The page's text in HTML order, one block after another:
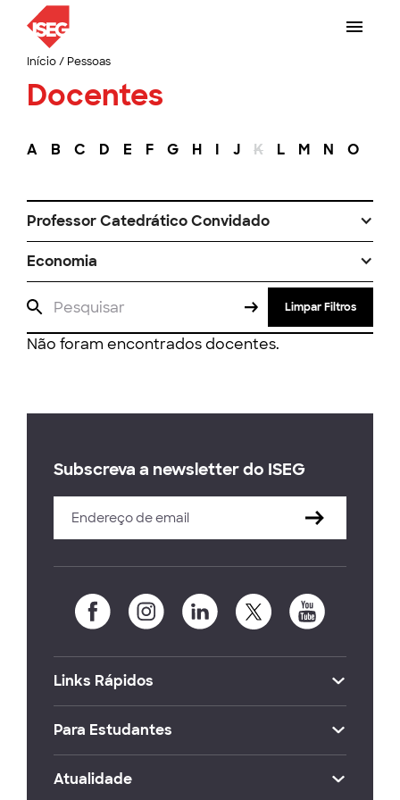
Início/ Pessoas
Docentes
A B C D E F G H I J K L M N O
Professor Catedrático Convidado
Economia
Limpar Filtros
Não foram encontrados docentes.
Subscreva a newsletter do ISEG
Links Rápidos
Para Estudantes
Atualidade